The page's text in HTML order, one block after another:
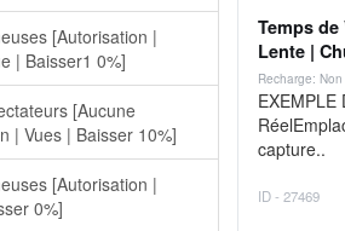
[Autorisation |
| Baisser1 0%]
[Aucune
| Vues | Baisser 10%]
[Autorisation |
0%]
Temps de
Lente |
Recharge:
capture..
ID - 27469